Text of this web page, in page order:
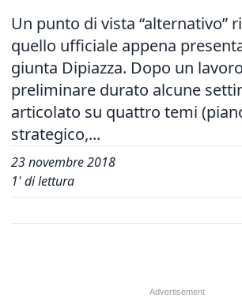
Un punto di vista “alternativo”
quello ufficiale appena
giunta Dipiazza. Dopo un lavoro
preliminare durato alcune
articolato su quattro temi
strategico,...
23 novembre 2018
1' di lettura